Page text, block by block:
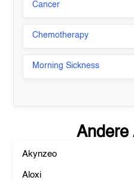
Cancer
Chemotherapy
Morning Sickness
Andere
Akynzeo
Aloxi